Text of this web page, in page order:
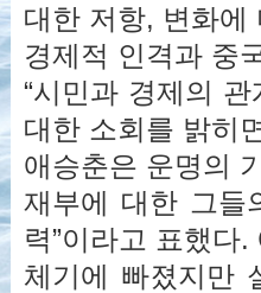
대한 저항, 변화에
경제적 인격과 중
“시민과 경제의
대한 소회를 밝히
애승춘은 운명의
재부에 대한 그들
력”이라고 표했다
체기에 빠졌지만